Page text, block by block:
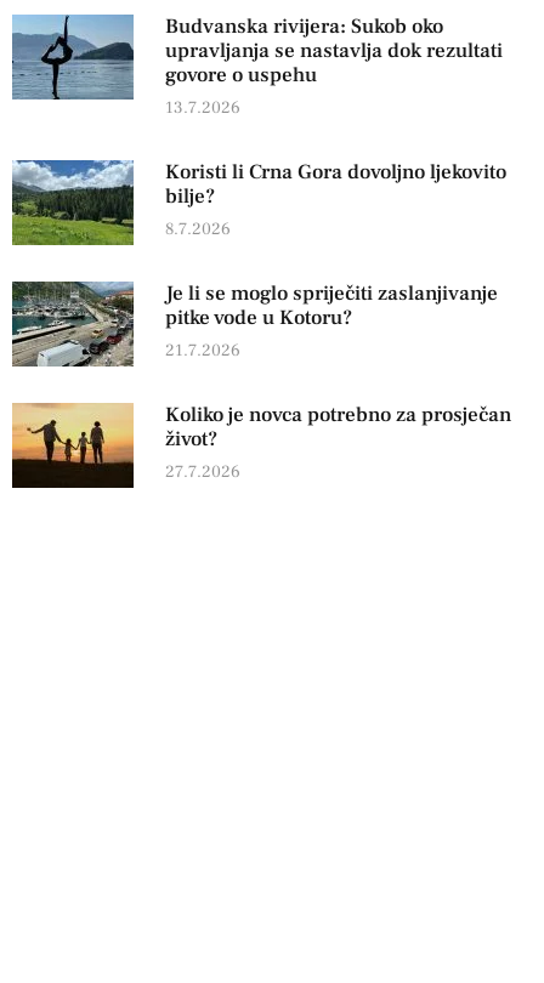
Budvanska rivijera: Sukob oko
upravljanja se nastavlja dok rezultati
govore o uspehu
13.7.2026
Koristi li Crna Gora dovoljno ljekovito
bilje?
8.7.2026
Je li se moglo spriječiti zaslanjivanje
pitke vode u Kotoru?
21.7.2026
Koliko je novca potrebno za prosječan
život?
27.7.2026